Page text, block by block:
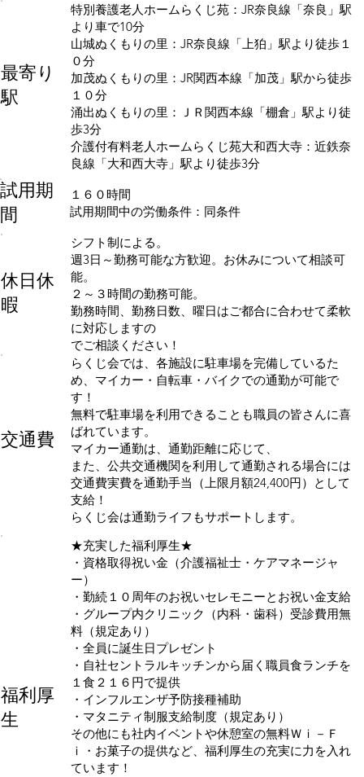
最寄り
駅
特別養護老人ホームらくじ苑：JR奈良線「奈良」駅
より車で10分
山城ぬくもりの里：JR奈良線「上狛」駅より徒歩１
０分
加茂ぬくもりの里：JR関西本線「加茂」駅から徒歩
１０分
涌出ぬくもりの里：ＪＲ関西本線「棚倉」駅より徒
歩3分
介護付有料老人ホームらくじ苑大和西大寺：近鉄奈
良線「大和西大寺」駅より徒歩3分
試用期
間
１６０時間
試用期間中の労働条件：同条件
休日休
暇
シフト制による。
週3日～勤務可能な方歓迎。お休みについて相談可
能。
２～３時間の勤務可能。
勤務時間、勤務日数、曜日はご都合に合わせて柔軟
に対応しますの
でご相談ください！
交通費
らくじ会では、各施設に駐車場を完備しているた
め、マイカー・自転車・バイクでの通勤が可能で
す！
無料で駐車場を利用できることも職員の皆さんに喜
ばれています。
マイカー通勤は、通勤距離に応じて、
また、公共交通機関を利用して通勤される場合には
交通費実費を通勤手当（上限月額24,400円）として
支給！
らくじ会は通勤ライフもサポートします。
​福利厚
生
★充実した福利厚生★
・資格取得祝い金（介護福祉士・ケアマネージャ
ー）
・勤続１０周年のお祝いセレモニーとお祝い金支給
・グループ内クリニック（内科・歯科）受診費用無
料（規定あり）
・全員に誕生日プレゼント
・自社セントラルキッチンから届く職員食ランチを
１食２１６円で提供
・インフルエンザ予防接種補助
・マタニティ制服支給制度（規定あり）
その他にも社内イベントや休憩室の無料Ｗｉ－Ｆ
ｉ・お菓子の提供など、福利厚生の充実に力を入れ
ています！